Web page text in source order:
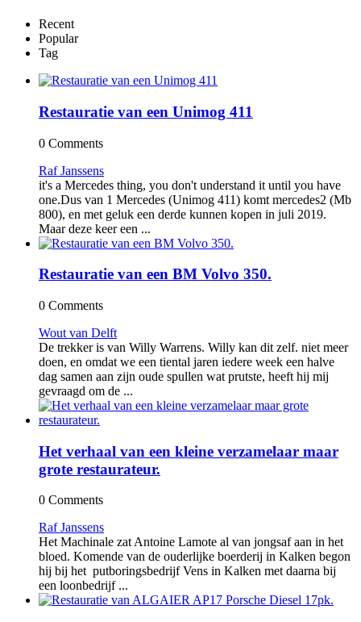
Recent
Popular
Tag
Restauratie van een Unimog 411
0 Comments
Raf Janssens
it's a Mercedes thing, you don't understand it until you have
one.Dus van 1 Mercedes (Unimog 411) komt mercedes2 (Mb
800), en met geluk een derde kunnen kopen in juli 2019.
Maar deze keer een ...
Restauratie van een BM Volvo 350.
0 Comments
Wout van Delft
De trekker is van Willy Warrens. Willy kan dit zelf. niet meer
doen, en omdat we een tiental jaren iedere week een halve
dag samen aan zijn oude spullen wat prutste, heeft hij mij
gevraagd om de ...
Het verhaal van een kleine verzamelaar maar
grote restaurateur.
0 Comments
Raf Janssens
Het Machinale zat Antoine Lamote al van jongsaf aan in het
bloed. Komende van de ouderlijke boerderij in Kalken begon
hij bij het putboringsbedrijf Vens in Kalken met daarna bij
een loonbedrijf ...